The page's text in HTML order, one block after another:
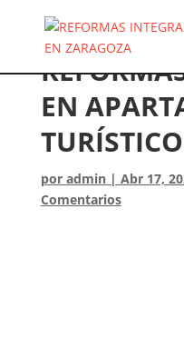
EN
por admin| Abr 17,
Comentarios